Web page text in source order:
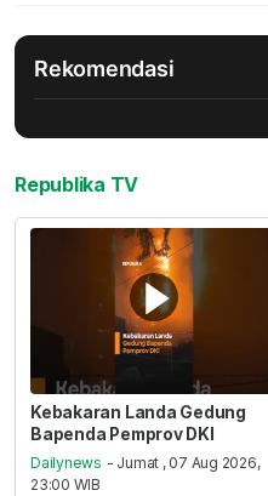
Rekomendasi
Republika TV
Kebakaran Landa Gedung
Bapenda Pemprov DKI
Dailynews - Jumat , 07 Aug 2026,
23:00 WIB